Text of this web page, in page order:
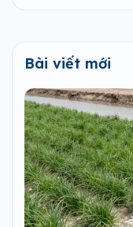
Bài viết mới